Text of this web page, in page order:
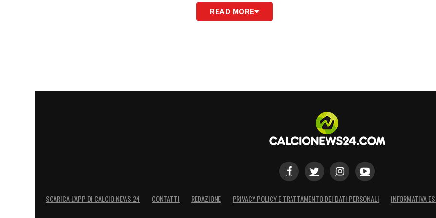
Champions League 2025/2026: calendario, risultati, classifica
READ MORE
SCARICA L’APP DI CALCIO NEWS 24 CONTATTI REDAZIONE PRIVACY POLICY E TRATTAMENTO DEI DATI PERSONALI INFORMATIVA